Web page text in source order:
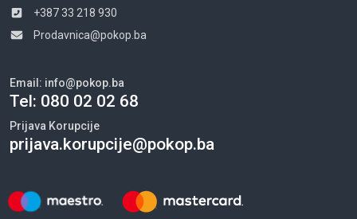
+387 33 218 930
Prodavnica@pokop.ba
Email: info@pokop.ba
Tel: 080 02 02 68
Prijava Korupcije
prijava.korupcije@pokop.ba